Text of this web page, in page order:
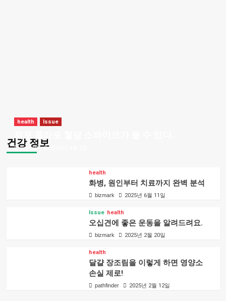
건강 정보
health Issue
bizmark
health
화병, 원인부터 치료까지 완벽 분석
bizmark 2025년 6월 11일
Issue health
오십견에 좋은 운동을 알려드려요.
bizmark 2025년 2월 20일
health
달걀 장조림을 이렇게 하면 영양소
손실 제로!
pathfinder 2025년 2월 12일